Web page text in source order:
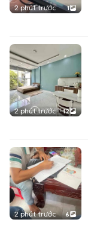
2 phút trước 1
2 phút trước 12
2 phút trước 6